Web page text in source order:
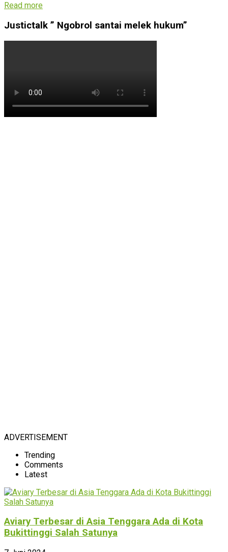
Read more
Justictalk ” Ngobrol santai melek hukum”
ADVERTISEMENT
Trending
Comments
Latest
Aviary Terbesar di Asia Tenggara Ada di Kota
Bukittinggi Salah Satunya